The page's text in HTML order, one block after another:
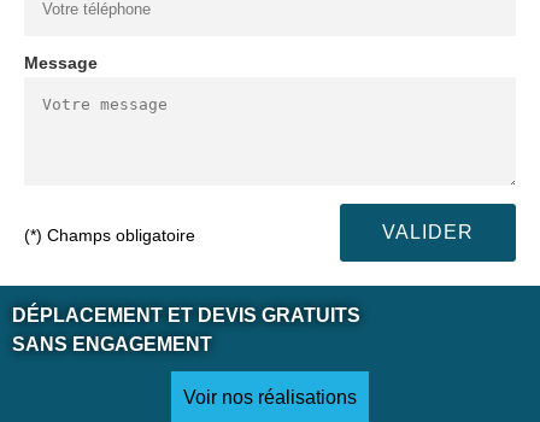
Message
(*) Champs obligatoire
DÉPLACEMENT ET DEVIS GRATUITS
SANS ENGAGEMENT
Voir nos réalisations